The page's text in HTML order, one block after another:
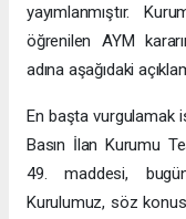
yayımlanmıştır.
öğrenilen AYM
adına aşağıdaki
En başta vurgulamak
Basın İlan Kurumu
49. maddesi,
Kurulumuz, söz